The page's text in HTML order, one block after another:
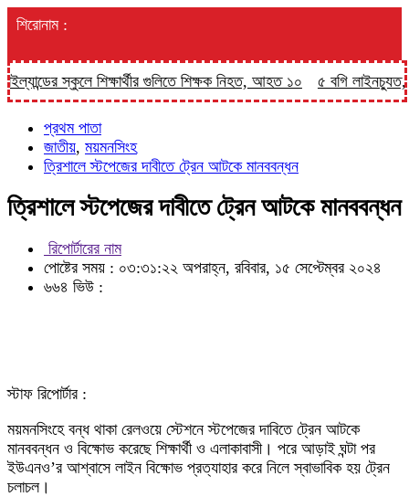
শিরোনাম :
স্কুলে শিক্ষার্থীর গুলিতে শিক্ষক নিহত, আহত ১০ ৫ বগি লাইনচ্যুত, ঢাকা-
প্রথম পাতা
জাতীয়, ময়মনসিংহ
ত্রিশালে স্টপেজের দাবীতে ট্রেন আটকে মানববন্ধন
ত্রিশালে স্টপেজের দাবীতে ট্রেন আটকে মানববন্ধন
রিপোর্টারের নাম
পোষ্টের সময় : ০৩:৩১:২২ অপরাহ্ন, রবিবার, ১৫ সেপ্টেম্বর ২০২৪
৬৬৪ ভিউ :
স্টাফ রিপোর্টার :
ময়মনসিংহে বন্ধ থাকা রেলওয়ে স্টেশনে স্টপেজের দাবিতে ট্রেন আটকে
মানববন্ধন ও বিক্ষোভ করেছে শিক্ষার্থী ও এলাকাবাসী। পরে আড়াই ঘন্টা পর
ইউএনও’র আশ্বাসে লাইন বিক্ষোভ প্রত্যাহার করে নিলে স্বাভাবিক হয় ট্রেন
চলাচল।